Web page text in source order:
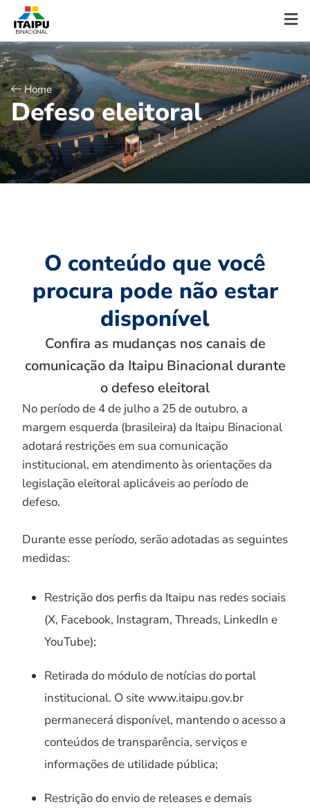
Home
Defeso eleitoral
O conteúdo que você
procura pode não estar
disponível
Confira as mudanças nos canais de
comunicação da Itaipu Binacional durante
o defeso eleitoral
No período de 4 de julho a 25 de outubro, a
margem esquerda (brasileira) da Itaipu Binacional
adotará restrições em sua comunicação
institucional, em atendimento às orientações da
legislação eleitoral aplicáveis ao período de
defeso.
Durante esse período, serão adotadas as seguintes
medidas:
Restrição dos perfis da Itaipu nas redes sociais
(X, Facebook, Instagram, Threads, LinkedIn e
YouTube);
Retirada do módulo de notícias do portal
institucional. O site www.itaipu.gov.br
permanecerá disponível, mantendo o acesso a
conteúdos de transparência, serviços e
informações de utilidade pública;
Restrição do envio de releases e demais